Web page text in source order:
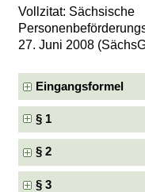
Vollzitat: Sächsische
27. Juni 2008
Eingangsformel
§ 1
§ 2
§ 3